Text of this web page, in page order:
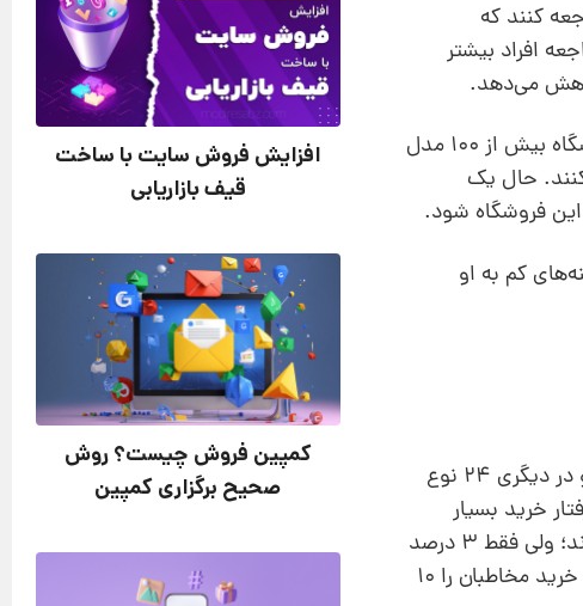
کنند که
افراد بیشتر
می‌دهد.
یکی از مهم‌ترین کارهای فروشنده حرفه‌ای پرسیدن سوالات مناسب و کاهش گزینه‌ها است. شاید یک فروشگاه بیش از 100 مدل
حال یک
فروشگاه شود.
کم به او
دانشگاه کولومبیا آزمایشی انجام داد و در دو قفسه مشابه مربا قرار داد. در یکی از این قفسه‌ها 6 نوع مربا و در دیگری 24 نوع
ولی رفتار خرید بسیار
متفاوت بود. حدود 30 درصد افرادی که جلوی قفسه 6 گزینه‌ای توقف می‌کردند خرید خود را انجام می‌دادند؛ ولی فقط 3 درصد
افراد مشاهده‌گر قفسه 24 گزینه‌ای از آن خرید کردند! نتیجه آزمایش کاملا واضح بود. کاهش گزینه‌ها میزان خرید مخاطبان را 10
افزایش فروش سایت با ساخت
قیف بازاریابی
کمپین فروش چیست؟ روش
صحیح برگزاری کمپین